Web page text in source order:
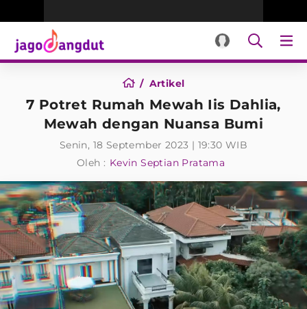
Artikel
7 Potret Rumah Mewah Iis Dahlia,
Mewah dengan Nuansa Bumi
Senin, 18 September 2023 | 19:30 WIB
Oleh : Kevin Septian Pratama